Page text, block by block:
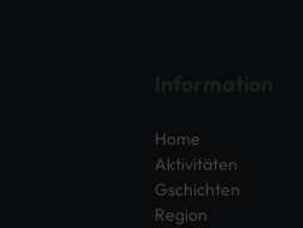
Home
Aktivitäten
Gschichten
Region